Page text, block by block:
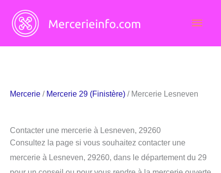
contenu
Mercerie / Mercerie 29 (Finistère) / Mercerie Lesneven
Contacter une mercerie à Lesneven, 29260
Consultez la page si vous souhaitez contacter une
mercerie à Lesneven, 29260, dans le département du 29